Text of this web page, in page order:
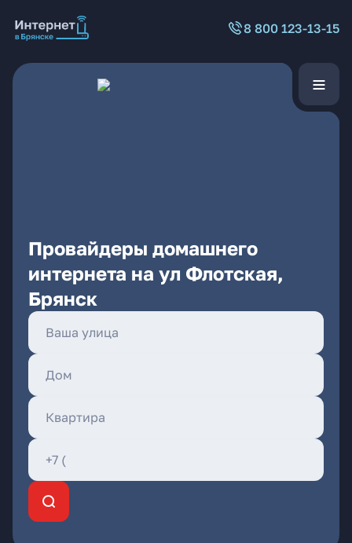
8 800 123-13-15
Провайдеры домашнего
интернета на ул Флотская,
Брянск